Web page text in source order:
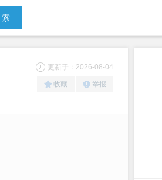
索
更新于：2026-08-04
收藏 举报